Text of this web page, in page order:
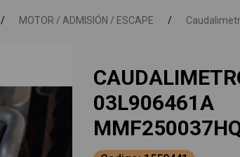
/ MOTOR / ADMISIÓN / ESCAPE /
03L906461A